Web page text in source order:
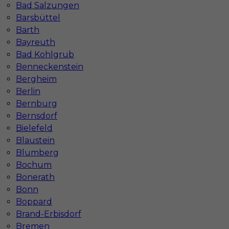
Bad Salzungen
Barsbüttel
Barth
Bayreuth
Bad Kohlgrub
Benneckenstein
Bergheim
Berlin
Bernburg
Bernsdorf
Bielefeld
Blaustein
Blumberg
Bochum
Bonerath
Bonn
Boppard
Brand-Erbisdorf
Bremen
Mapa ofert pracy
Mapa kategorii
Informacje w sprawie pracy
Telefon:793-577-977
Dane firmy
In-Serv Team Sp. z o.o.